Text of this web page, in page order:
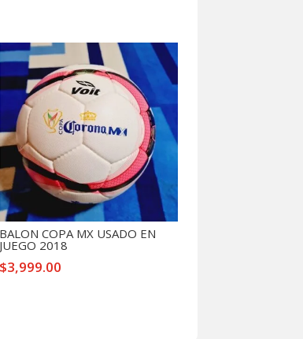
BALON COPA MX USADO EN
JUEGO 2018
$3,999.00